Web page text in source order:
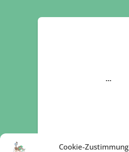
Cookie-Zustimmung